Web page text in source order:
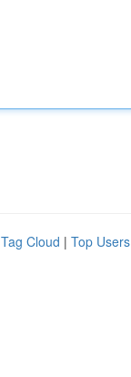
Tag Cloud | Top Users